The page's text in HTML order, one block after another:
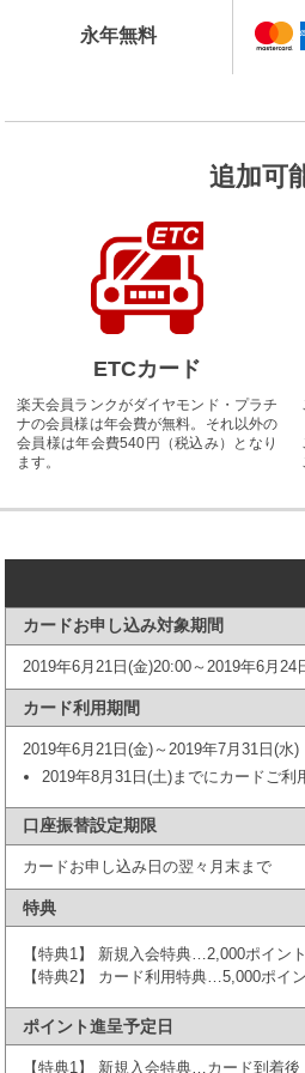
永年無料
追加可
ETCカード
楽天会員ランクがダイヤモンド・プラチ
ナの会員様は年会費が無料。それ以外の
会員様は年会費540円（税込み）となり
ます。
カードお申し込み対象期間
2019年6月21日(金)20:00～2019年6月24
カード利用期間
2019年6月21日(金)～2019年7月31日(水)
2019年8月31日(土)までにカードご
口座振替設定期限
カードお申し込み日の翌々月末まで
特典
【特典1】 新規入会特典…2,000ポイン
【特典2】 カード利用特典…5,000ポイ
ポイント進呈予定日
【特典1】 新規入会特典…カード到着